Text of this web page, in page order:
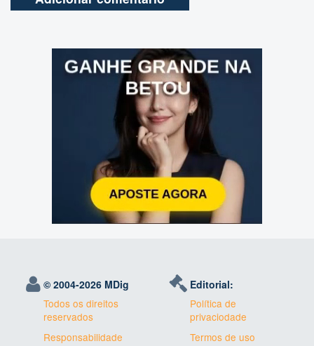
© 2004-2026 MDig
Todos os direitos
reservados
Responsabilidade
Editorial:
Política de
privaciodade
Termos de uso